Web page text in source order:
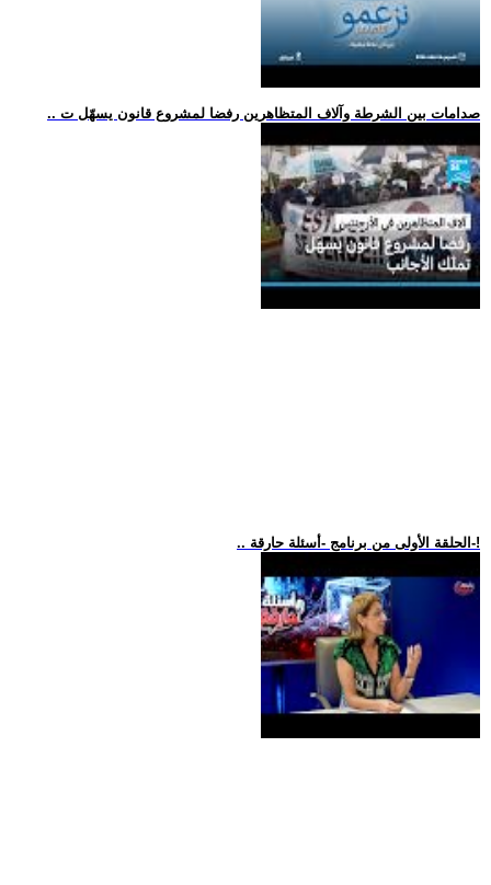
.. صدامات بين الشرطة وآلاف المتظاهرين رفضا لمشروع قانون يسهّل ت
.. الحلقة الأولى من برنامج -أسئلة حارقة-!